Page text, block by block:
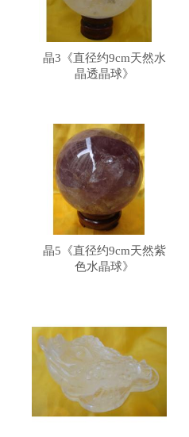
晶3《直径约9cm天然水
晶透晶球》
晶5《直径约9cm天然紫
色水晶球》